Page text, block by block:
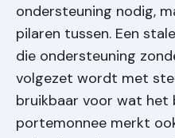
ondersteuning nodig,
pilaren tussen. Een
die ondersteuning
volgezet wordt met
bruikbaar voor wat het
portemonnee merkt